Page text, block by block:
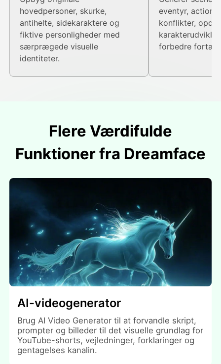
hovedpersoner, skurke,
antihelte, sidekaraktere og
fiktive personligheder med
særprægede visuelle
identiteter.
eventyr, action,
konflikter,
forbedre
Flere Værdifulde
Funktioner fra Dreamface
AI-videogenerator
Brug AI Video Generator til at forvandle skript,
prompter og billeder til det visuelle grundlag for
YouTube-shorts, vejledninger, forklaringer og
gentagelses kanalin.